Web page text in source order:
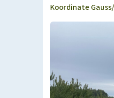
Koordinate